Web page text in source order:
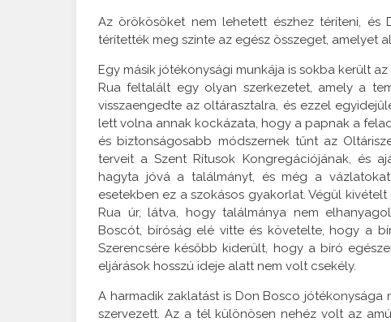
Az örökösöket nem lehetett észhez téríteni,
térítették meg szinte az egész összeget, amelyet
Egy másik jótékonysági munkája is sokba került
Rua feltalált egy olyan szerkezetet, amely a
visszaengedte az oltárasztalra, és ezzel
lett volna annak kockázata, hogy a papnak a
és biztonságosabb módszernek tűnt az
terveit a Szent Rítusok Kongregációjának, és
hagyta jóvá a találmányt, és még a
esetekben ez a szokásos gyakorlat. Végül
Rua úr, látva, hogy találmánya nem
Boscót, bíróság elé vitte és követelte, hogy a
Szerencsére később kiderült, hogy a bíró
eljárások hosszú ideje alatt nem volt csekély.
A harmadik zaklatást is Don Bosco jótékonysága
szervezett. Az a tél különösen nehéz volt az